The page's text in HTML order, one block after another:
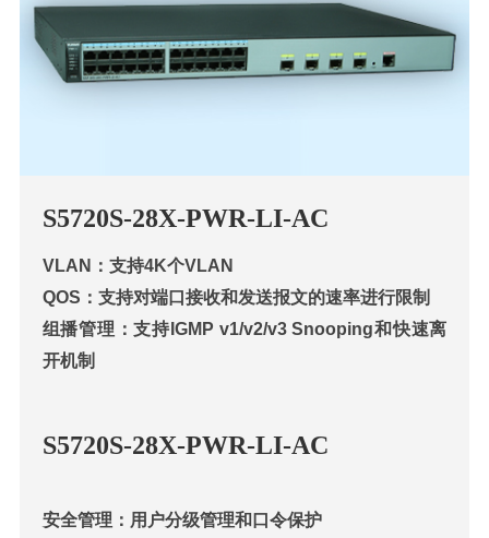
S5720S-28X-PWR-LI-AC
VLAN：支持4K个VLAN
QOS：支持对端口接收和发送报文的速率进行限制
组播管理：支持IGMP v1/v2/v3 Snooping和快速离
开机制
S5720S-28X-PWR-LI-AC
安全管理：用户分级管理和口令保护